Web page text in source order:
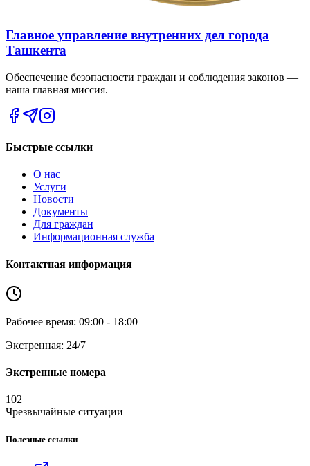
Главное управление внутренних дел города
Ташкента
Обеспечение безопасности граждан и соблюдения законов —
наша главная миссия.
Быстрые ссылки
О нас
Услуги
Новости
Документы
Для граждан
Информационная служба
Контактная информация
Рабочее время: 09:00 - 18:00
Экстренная: 24/7
Экстренные номера
102
Чрезвычайные ситуации
Полезные ссылки